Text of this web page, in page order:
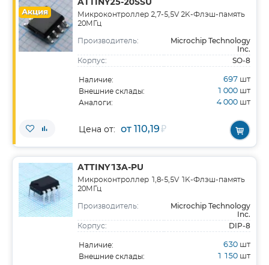
Акция
ATTINY25-20SSU
Микроконтроллер 2,7-5,5V 2K-Флэш-память
20МГц
Производитель:
Microchip Technology
Inc.
Корпус: SO-8
Наличие: 697 шт
Внешние склады: 1 000 шт
Аналоги: 4 000 шт
Цена от: от 110,19₽
ATTINY13A-PU
Микроконтроллер 1,8-5,5V 1K-Флэш-память
20МГц
Производитель:
Microchip Technology
Inc.
Корпус: DIP-8
Наличие: 630 шт
Внешние склады: 1 150 шт